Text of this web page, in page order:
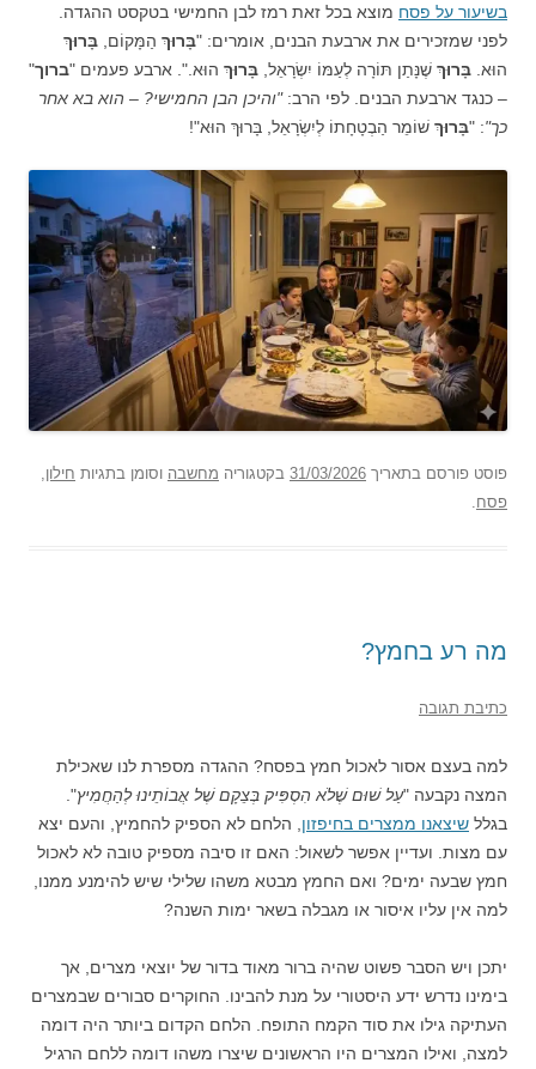
בשיעור על פסח מוצא בכל זאת רמז לבן החמישי בטקסט ההגדה.
לפני שמזכירים את ארבעת הבנים, אומרים: "בָּרוּךְ הַמָּקוֹם, בָּרוּךְ
הוּא. בָּרוּךְ שֶׁנָּתַן תּוֹרָה לְעַמּוֹ יִשְׂרָאֵל, בָּרוּךְ הוּא.". ארבע פעמים "ברוך"
– כנגד ארבעת הבנים. לפי הרב:"והיכן הבן החמישי? – הוא בא אחר
כך": "בָּרוּךְ שׁוֹמֵר הַבְטָחָתוֹ לְיִשְׂרָאֵל, בָּרוּךְ הוּא"!
פוסט פורסם בתאריך 31/03/2026 בקטגוריה מחשבה וסומן בתגיות חילון,
פסח.
מה רע בחמץ?
כתיבת תגובה
למה בעצם אסור לאכול חמץ בפסח? ההגדה מספרת לנו שאכילת
המצה נקבעה "עַל שׁוּם שֶׁלֹא הִסְפִּיק בְּצֵקָם שֶׁל אֲבוֹתֵינוּ לְהַחֲמִיץ".
בגלל שיצאנו ממצרים בחיפזון, הלחם לא הספיק להחמיץ, והעם יצא
עם מצות. ועדיין אפשר לשאול: האם זו סיבה מספיק טובה לא לאכול
חמץ שבעה ימים? ואם החמץ מבטא משהו שלילי שיש להימנע ממנו,
למה אין עליו איסור או מגבלה בשאר ימות השנה?
יתכן ויש הסבר פשוט שהיה ברור מאוד בדור של יוצאי מצרים, אך
בימינו נדרש ידע היסטורי על מנת להבינו. החוקרים סבורים שבמצרים
העתיקה גילו את סוד הקמח התופח. הלחם הקדום ביותר היה דומה
למצה, ואילו המצרים היו הראשונים שיצרו משהו דומה ללחם הרגיל